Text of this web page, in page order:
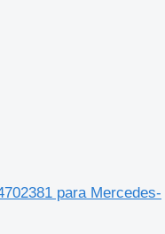
para Mercedes-